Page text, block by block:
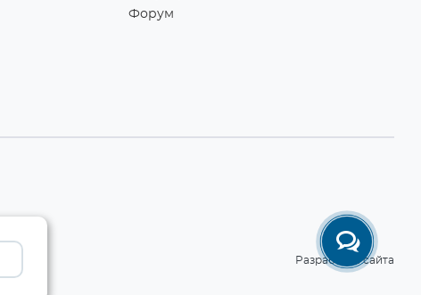
Форум
Разработка сайта